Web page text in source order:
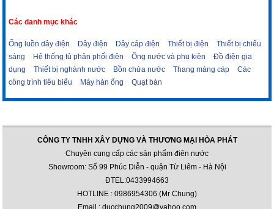
Các danh mục khác
Ống luồn dây điện Dây điện Dây cáp điện Thiết bị điện
Thiết bị chiếu
sáng
Hệ thống tủ phân phối điện Ống nước và phụ kiện
Đồ điện gia
dụng
Thiết bị nghành nước Bồn chứa nước Thang máng cáp
Các
công trình tiêu biểu
Máy hàn ống Quạt bàn
CÔNG TY TNHH XÂY DỰNG VÀ THƯƠNG MẠI HÒA PHÁT
Chuyên cung cấp các sản phẩm điên nước
Showroom: Số 99 Phúc Diễn - quận Từ Liêm - Hà Nội
ĐTEL:0433994663
HOTLINE : 0986954306 (Mr Chung)
Email : ducchung2009@yahoo.com